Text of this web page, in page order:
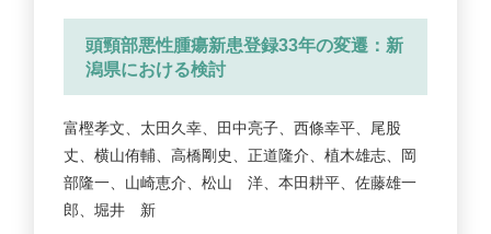
頭頸部悪性腫瘍新患登録33年の変遷：新
潟県における検討
富樫孝文、太田久幸、田中亮子、西條幸平、尾股
丈、横山侑輔、高橋剛史、正道隆介、植木雄志、岡
部隆一、山崎恵介、松山 洋、本田耕平、佐藤雄一
郎、堀井 新